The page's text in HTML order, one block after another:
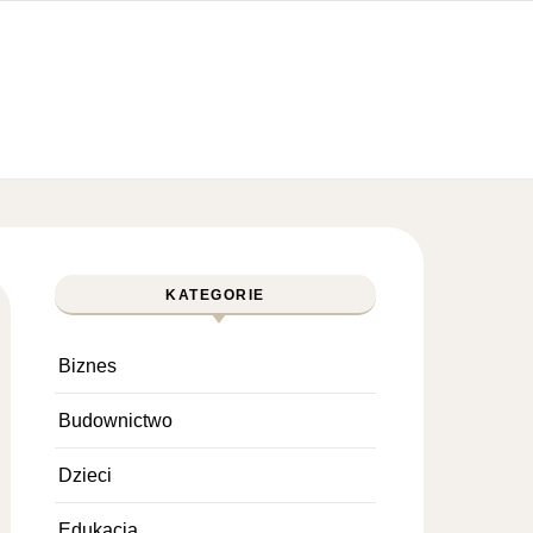
KATEGORIE
Biznes
Budownictwo
Dzieci